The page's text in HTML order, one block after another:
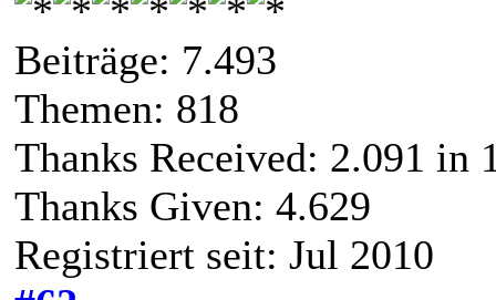
Beiträge: 7.493
Themen: 818
Thanks Received: 2.091 in
Thanks Given: 4.629
Registriert seit: Jul 2010